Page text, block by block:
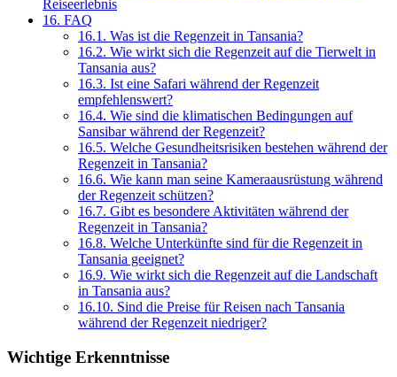
Reiseerlebnis
16. FAQ
16.1. Was ist die Regenzeit in Tansania?
16.2. Wie wirkt sich die Regenzeit auf die Tierwelt in
Tansania aus?
16.3. Ist eine Safari während der Regenzeit
empfehlenswert?
16.4. Wie sind die klimatischen Bedingungen auf
Sansibar während der Regenzeit?
16.5. Welche Gesundheitsrisiken bestehen während der
Regenzeit in Tansania?
16.6. Wie kann man seine Kameraausrüstung während
der Regenzeit schützen?
16.7. Gibt es besondere Aktivitäten während der
Regenzeit in Tansania?
16.8. Welche Unterkünfte sind für die Regenzeit in
Tansania geeignet?
16.9. Wie wirkt sich die Regenzeit auf die Landschaft
in Tansania aus?
16.10. Sind die Preise für Reisen nach Tansania
während der Regenzeit niedriger?
Wichtige Erkenntnisse